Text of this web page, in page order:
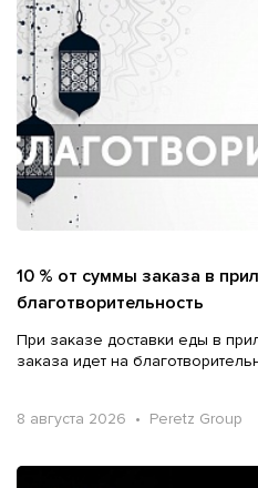
10 % от суммы заказа в
благотворительность
При заказе доставки еды в
заказа идет на
8 августа 2026 • Peretz Group